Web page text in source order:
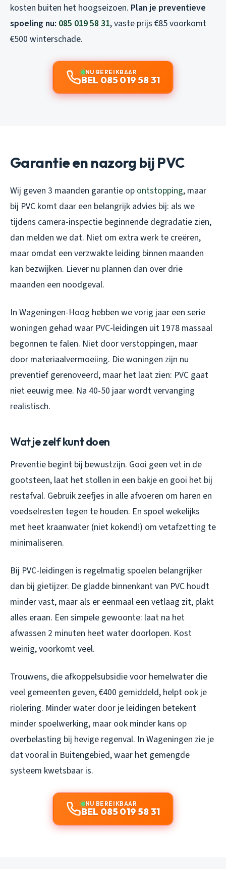
kosten buiten het hoogseizoen. Plan je preventieve
spoeling nu: 085 019 58 31, vaste prijs €85 voorkomt
€500 winterschade.
NU BEREIKBAAR
BEL 085 019 58 31
Garantie en nazorg bij PVC
Wij geven 3 maanden garantie op ontstopping, maar
bij PVC komt daar een belangrijk advies bij: als we
tijdens camera-inspectie beginnende degradatie zien,
dan melden we dat. Niet om extra werk te creëren,
maar omdat een verzwakte leiding binnen maanden
kan bezwijken. Liever nu plannen dan over drie
maanden een noodgeval.
In Wageningen-Hoog hebben we vorig jaar een serie
woningen gehad waar PVC-leidingen uit 1978 massaal
begonnen te falen. Niet door verstoppingen, maar
door materiaalvermoeiing. Die woningen zijn nu
preventief gerenoveerd, maar het laat zien: PVC gaat
niet eeuwig mee. Na 40-50 jaar wordt vervanging
realistisch.
Wat je zelf kunt doen
Preventie begint bij bewustzijn. Gooi geen vet in de
gootsteen, laat het stollen in een bakje en gooi het bij
restafval. Gebruik zeefjes in alle afvoeren om haren en
voedselresten tegen te houden. En spoel wekelijks
met heet kraanwater (niet kokend!) om vetafzetting te
minimaliseren.
Bij PVC-leidingen is regelmatig spoelen belangrijker
dan bij gietijzer. De gladde binnenkant van PVC houdt
minder vast, maar als er eenmaal een vetlaag zit, plakt
alles eraan. Een simpele gewoonte: laat na het
afwassen 2 minuten heet water doorlopen. Kost
weinig, voorkomt veel.
Trouwens, die afkoppelsubsidie voor hemelwater die
veel gemeenten geven, €400 gemiddeld, helpt ook je
riolering. Minder water door je leidingen betekent
minder spoelwerking, maar ook minder kans op
overbelasting bij hevige regenval. In Wageningen zie je
dat vooral in Buitengebied, waar het gemengde
systeem kwetsbaar is.
NU BEREIKBAAR
BEL 085 019 58 31